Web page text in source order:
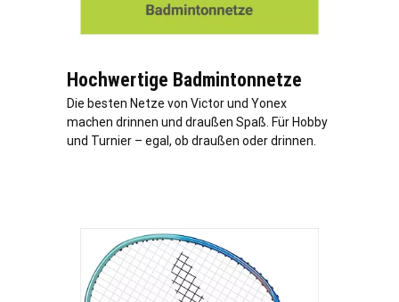
Hochwertige Badmintonnetze
Die besten Netze von Victor und Yonex
machen drinnen und draußen Spaß. Für Hobby
und Turnier – egal, ob draußen oder drinnen.